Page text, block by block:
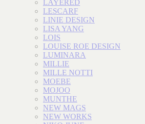
LAYERED
LESCARF
LINIE DESIGN
LISA YANG
LOIS
LOUISE ROE DESIGN
LUMINARA
MILLIE
MILLE NOTTI
MOEBE
MOJOO
MUNTHE
NEW MAGS
NEW WORKS